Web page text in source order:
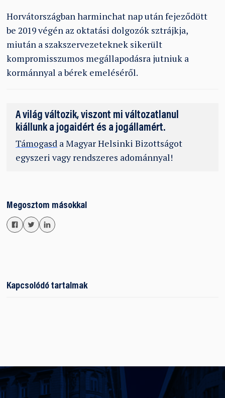
Horvátországban harminchat nap után fejeződött
be 2019 végén az oktatási dolgozók sztrájkja,
miután a szakszervezeteknek sikerült
kompromisszumos megállapodásra jutniuk a
kormánnyal a bérek emeléséről.
A világ változik, viszont mi változatlanul
kiállunk a jogaidért és a jogállamért.
Támogasd a Magyar Helsinki Bizottságot
egyszeri vagy rendszeres adománnyal!
Megosztom másokkal
Kapcsolódó tartalmak